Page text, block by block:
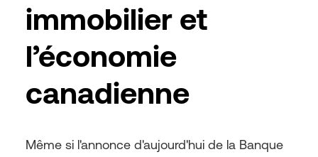
immobilier et
l’économie
canadienne
Même si l'annonce d'aujourd'hui de la Banque